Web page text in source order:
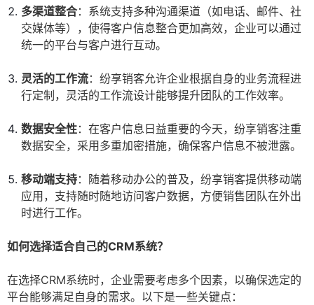
多渠道整合：系统支持多种沟通渠道（如电话、邮件、社
交媒体等），使得客户信息整合更加高效，企业可以通过
统一的平台与客户进行互动。
灵活的工作流：纷享销客允许企业根据自身的业务流程进
行定制，灵活的工作流设计能够提升团队的工作效率。
数据安全性：在客户信息日益重要的今天，纷享销客注重
数据安全，采用多重加密措施，确保客户信息不被泄露。
移动端支持：随着移动办公的普及，纷享销客提供移动端
应用，支持随时随地访问客户数据，方便销售团队在外出
时进行工作。
如何选择适合自己的CRM系统？
在选择CRM系统时，企业需要考虑多个因素，以确保选定的
平台能够满足自身的需求。以下是一些关键点：